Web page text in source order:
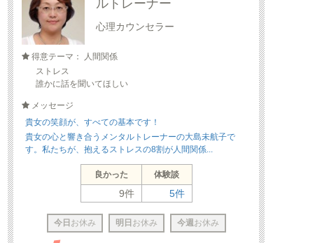
ルトレーナー
心理カウンセラー
得意テーマ： 人間関係
ストレス
誰かに話を聞いてほしい
メッセージ
貴女の笑顔が、すべての基本です！
貴女の心と響き合うメンタルトレーナーの大島未航子で
す。私たちが、抱えるストレスの8割が人間関係...
良かった 体験談
9件 5件
今日 お休み 明日 お休み 今週 お休み